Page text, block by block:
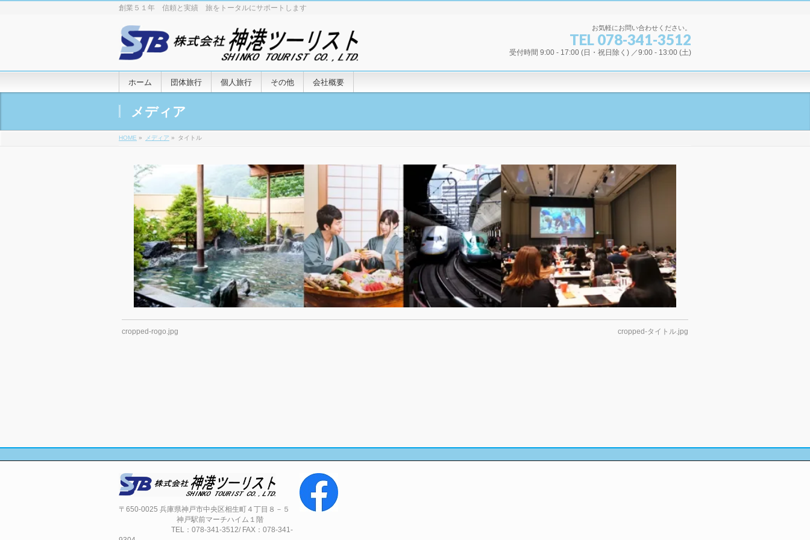
創業５１年 信頼と実績 旅をトータルにサポートします
お気軽にお問い合わせください。
TEL 078-341-3512
受付時間 9:00 - 17:00 (日・祝日除く) ／9:00 - 13:00 (土)
ホーム 団体旅行 個人旅行 その他 会社概要
メディア
HOME » メディア » タイトル
cropped-rogo.jpg cropped-タイトル.jpg
〒650-0025 兵庫県神戸市中央区相生町４丁目８－５
神戸駅前マーチハイム１階
TEL：078-341-3512/ FAX：078-341-